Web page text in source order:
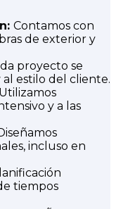
Contamos con
de exterior y
proyecto se
al estilo del cliente.
Utilizamos
y a las
incluso en
tiempos